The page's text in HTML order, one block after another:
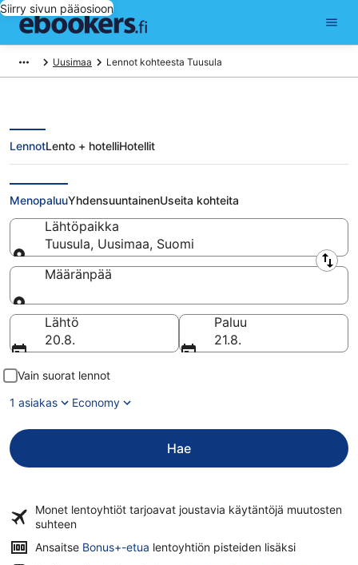
Siirry sivun pääosioon
Uusimaa Lennot kohteesta Tuusula
Lennot kohteesta Tuusula
LennotLento + hotelliHotellit
MenopaluuYhdensuuntainenUseita kohteita
Lähtöpaikka
Tuusula, Uusimaa, Suomi
Lähtöpaikka
Määränpää
Määränpää
Lähtö
20.8.
Paluu
21.8.
Vain suorat lennot
1 asiakas
Economy
Hae
Monet lentoyhtiöt tarjoavat joustavia käytäntöjä muutosten
suhteen
Ansaitse Bonus+-etua lentoyhtiön pisteiden lisäksi